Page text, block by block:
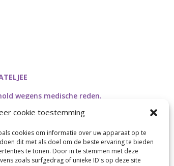
cookie toestemming
cookies om informatie over uw apparaat op te
dit met als doel om de beste ervaring te bieden
te tonen. Door in te stemmen met deze
zoals surfgedrag of unieke ID's op deze site
wegens medische reden.
Communication